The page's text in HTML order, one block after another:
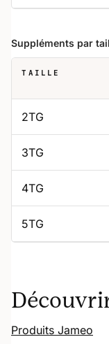
Suppléments par
TAILLE
2TG
3TG
4TG
5TG
Produits Jameo